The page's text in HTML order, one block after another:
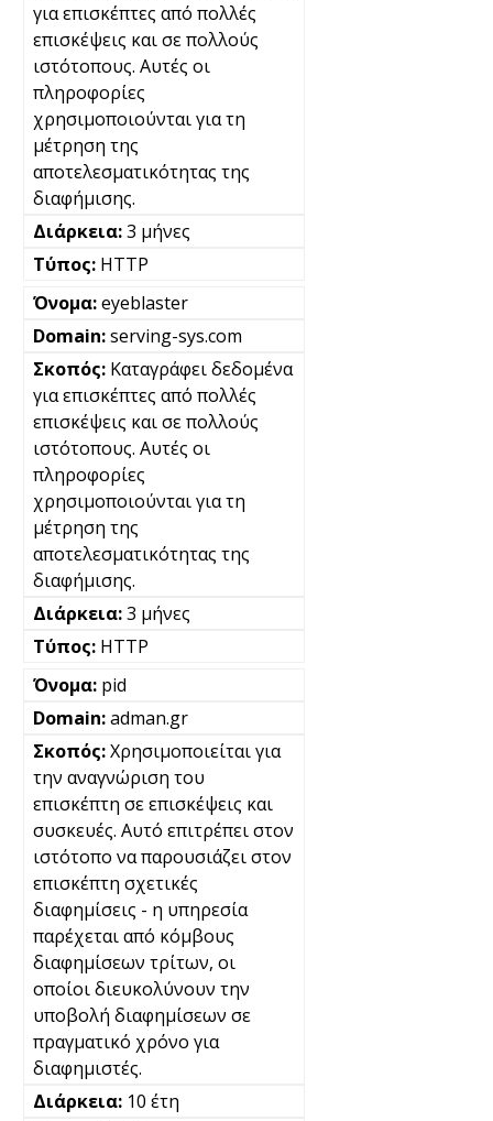
για επισκέπτες από πολλές
επισκέψεις και σε πολλούς
ιστότοπους. Αυτές οι
πληροφορίες
χρησιμοποιούνται για τη
μέτρηση της
αποτελεσματικότητας της
διαφήμισης.
3 μήνες
HTTP
eyeblaster
serving-sys.com
Καταγράφει δεδομένα
για επισκέπτες από πολλές
επισκέψεις και σε πολλούς
ιστότοπους. Αυτές οι
πληροφορίες
χρησιμοποιούνται για τη
μέτρηση της
αποτελεσματικότητας της
διαφήμισης.
3 μήνες
HTTP
pid
adman.gr
Χρησιμοποιείται για
την αναγνώριση του
επισκέπτη σε επισκέψεις και
συσκευές. Αυτό επιτρέπει στον
ιστότοπο να παρουσιάζει στον
επισκέπτη σχετικές
διαφημίσεις - η υπηρεσία
παρέχεται από κόμβους
διαφημίσεων τρίτων, οι
οποίοι διευκολύνουν την
υποβολή διαφημίσεων σε
πραγματικό χρόνο για
διαφημιστές.
10 έτη